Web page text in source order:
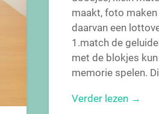
maakt, foto
daarvan een
1.match de
met de blokjes
memorie spelen.
Verder lezen →